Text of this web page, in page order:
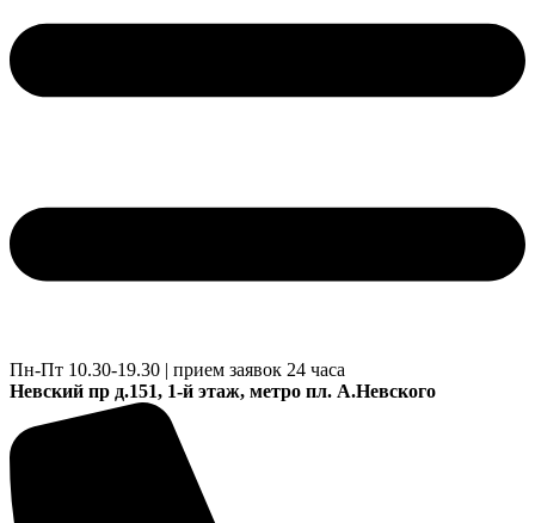
Пн-Пт 10.30-19.30 | прием заявок 24 часа
Невский пр д.151, 1-й этаж, метро пл. А.Невского